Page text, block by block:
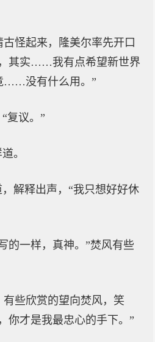
怪起来，隆美尔率先开口
其实……我有点希望新世界
……没有什么用。”
复议。”
。
解释出声，“我只想好好休
的一样，真神。”焚风有些
些欣赏的望向焚风，笑
你才是我最忠心的手下。”